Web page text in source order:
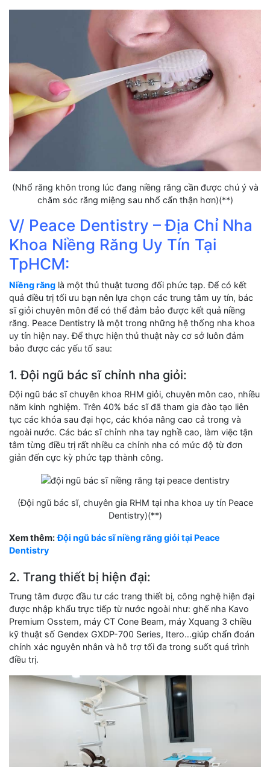
(Nhổ răng khôn trong lúc đang niềng răng cần được chú ý và
chăm sóc răng miệng sau nhổ cẩn thận hơn)(**)
V/ Peace Dentistry – Địa Chỉ Nha
Khoa Niềng Răng Uy Tín Tại
TpHCM:
Niềng răng là một thủ thuật tương đối phức tạp. Để có kết
quả điều trị tối ưu bạn nên lựa chọn các trung tâm uy tín, bác
sĩ giỏi chuyên môn để có thể đảm bảo được kết quả niềng
răng. Peace Dentistry là một trong những hệ thống nha khoa
uy tín hiện nay. Để thực hiện thủ thuật này cơ sở luôn đảm
bảo được các yếu tố sau:
1. Đội ngũ bác sĩ chỉnh nha giỏi:
Đội ngũ bác sĩ chuyên khoa RHM giỏi, chuyên môn cao, nhiều
năm kinh nghiệm. Trên 40% bác sĩ đã tham gia đào tạo liên
tục các khóa sau đại học, các khóa nâng cao cả trong và
ngoài nước. Các bác sĩ chỉnh nha tay nghề cao, làm việc tận
tâm từng điều trị rất nhiều ca chỉnh nha có mức độ từ đơn
giản đến cực kỳ phức tạp thành công.
(Đội ngũ bác sĩ, chuyên gia RHM tại nha khoa uy tín Peace
Dentistry)(**)
Xem thêm: Đội ngũ bác sĩ niềng răng giỏi tại Peace
Dentistry
2. Trang thiết bị hiện đại:
Trung tâm được đầu tư các trang thiết bị, công nghệ hiện đại
được nhập khẩu trực tiếp từ nước ngoài như: ghế nha Kavo
Premium Osstem, máy CT Cone Beam, máy Xquang 3 chiều
kỹ thuật số Gendex GXDP-700 Series, Itero…giúp chẩn đoán
chính xác nguyên nhân và hỗ trợ tối đa trong suốt quá trình
điều trị.